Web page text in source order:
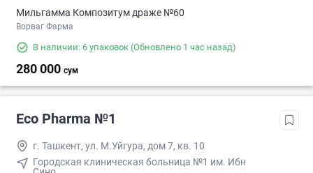
Мильгамма Композитум драже №60
Ворваг Фарма
В наличии: 6 упаковок (Обновлено 1 час назад)
280 000 сум
Eco Pharma №1
г. Ташкент, ул. М.Уйгура, дом 7, кв. 10
Городская клиническая больница №1 им. Ибн